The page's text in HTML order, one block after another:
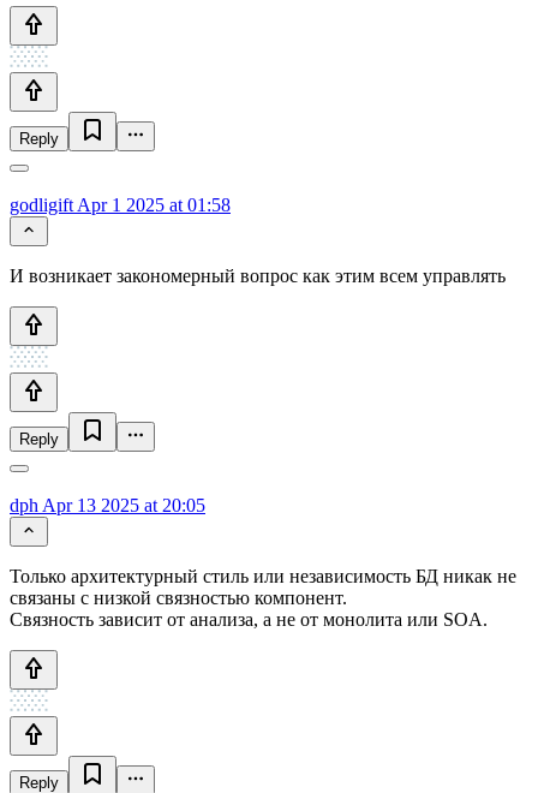
Reply
godligift Apr 1 2025 at 01:58
И возникает закономерный вопрос как этим всем управлять
Reply
dph Apr 13 2025 at 20:05
Только архитектурный стиль или независимость БД никак не
связаны с низкой связностью компонент.
Связность зависит от анализа, а не от монолита или SOA.
Reply